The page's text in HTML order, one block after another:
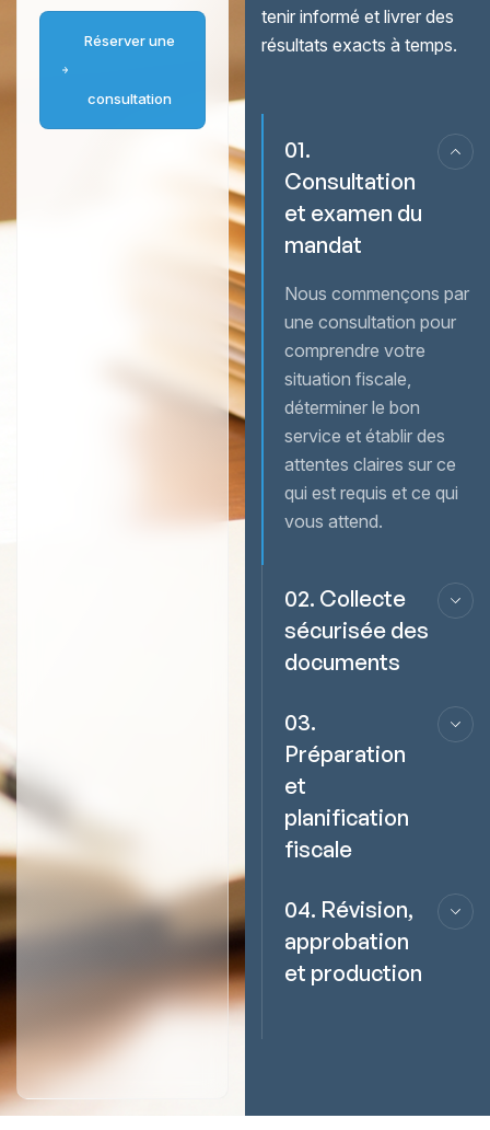
Réserver une
consultation
tenir informé et livrer des
résultats exacts à temps.
01.
Consultation
et examen du
mandat
Nous commençons par
une consultation pour
comprendre votre
situation fiscale,
déterminer le bon
service et établir des
attentes claires sur ce
qui est requis et ce qui
vous attend.
02. Collecte
sécurisée des
documents
03.
Préparation
et
planification
fiscale
04. Révision,
approbation
et production